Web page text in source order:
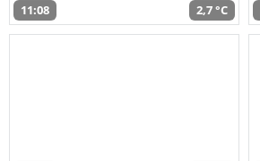
11:08 2,7 °C